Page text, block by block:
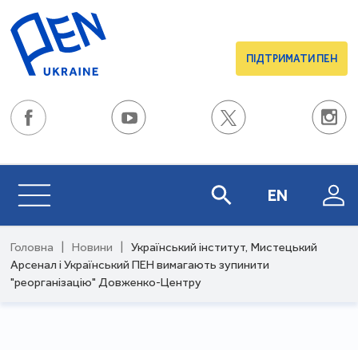
ПІДТРИМАТИ ПЕН
EN
Головна Новини
Український інститут, Мистецький
Арсенал і Український ПЕН вимагають зупинити
"реорганізацію" Довженко-Центру